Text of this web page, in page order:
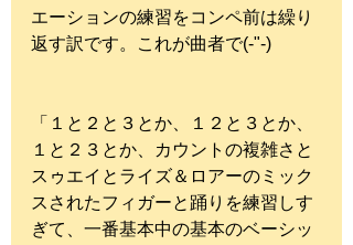
エーションの練習をコンペ前は繰り
返す訳です。これが曲者で(-"-)
「１と２と３とか、１２と３とか、
１と２３とか、カウントの複雑さと
スゥエイとライズ＆ロアーのミック
スされたフィガーと踊りを練習しす
ぎて、一番基本中の基本のベーシッ